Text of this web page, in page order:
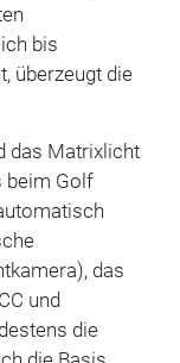
bis
überzeugt die
das Matrixlicht
beim Golf
das
und
die